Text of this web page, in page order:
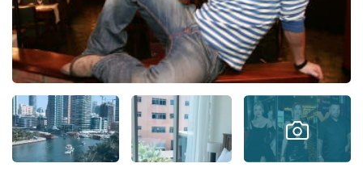
Přihlášení
Sledujte nás